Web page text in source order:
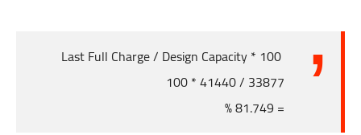
33877 / 41440 * 100
= 81.749 %